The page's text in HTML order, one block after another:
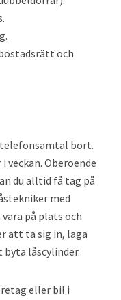
och
bort.
veckan. Oberoende
du alltid få tag på
med
på plats och
att ta sig in, laga
låscylinder.
eller bil i